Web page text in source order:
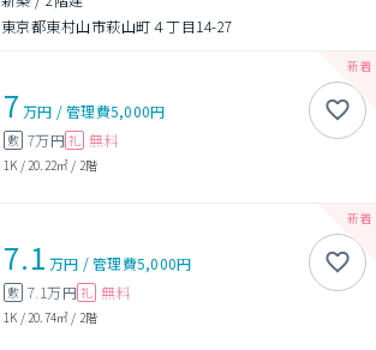
東京都東村山市萩山町４丁目14-27
7 万円 /管理費5,000円
敷 7万円 礼 無料
1K / 20.22㎡ / 2階
7.1 万円 /管理費5,000円
敷 7.1万円 礼 無料
1K / 20.74㎡ / 2階